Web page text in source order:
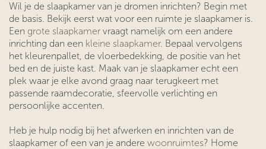
Wil je de slaapkamer van je dromen inrichten? Begin met
de basis. Bekijk eerst wat voor een ruimte je slaapkamer is.
Een grote slaapkamer vraagt namelijk om een andere
inrichting dan een kleine slaapkamer. Bepaal vervolgens
het kleurenpallet, de vloerbedekking, de positie van het
bed en de juiste kast. Maak van je slaapkamer echt een
plek waar je elke avond graag naar terugkeert met
passende raamdecoratie, sfeervolle verlichting en
persoonlijke accenten.
Heb je hulp nodig bij het afwerken en inrichten van de
slaapkamer of een van je andere woonruimtes? Home